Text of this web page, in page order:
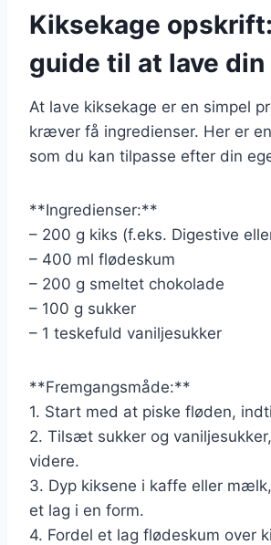
Kiksekage
guide til at lave din
At lave kiksekage er en simpel
kræver få ingredienser. Her er
som du kan tilpasse efter din
**Ingredienser:**
– 200 g kiks (f.eks. Digestive
– 400 ml flødeskum
– 200 g smeltet chokolade
– 100 g sukker
– 1 teskefuld vaniljesukker
**Fremgangsmåde:**
1. Start med at piske fløden,
2. Tilsæt sukker og
videre.
3. Dyp kiksene i kaffe eller
et lag i en form.
4. Fordel et lag flødeskum over